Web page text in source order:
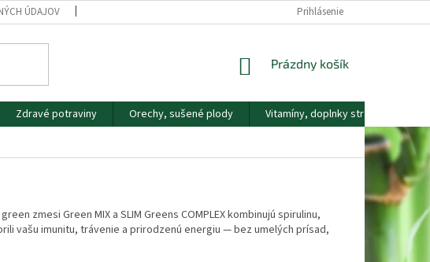
ÚDAJOV NÁŠ PRÍBEH
Prihlásenie
NÁKUPNÝ
Prázdny košík
Zdravé potraviny Orechy, sušené plody Vitamíny, doplnky stravy
zmesi Green MIX a SLIM Greens COMPLEX kombinujú spirulinu,
vašu imunitu, trávenie a prirodzenú energiu — bez umelých prísad,